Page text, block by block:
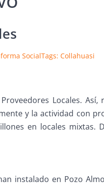
SocialTags: Collahuasi
Locales.
y la actividad con
en locales
instalado en Pozo